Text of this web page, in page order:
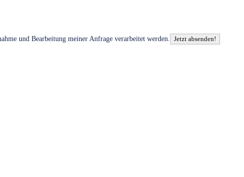
und Bearbeitung meiner Anfrage verarbeitet werden. Jetzt absenden!